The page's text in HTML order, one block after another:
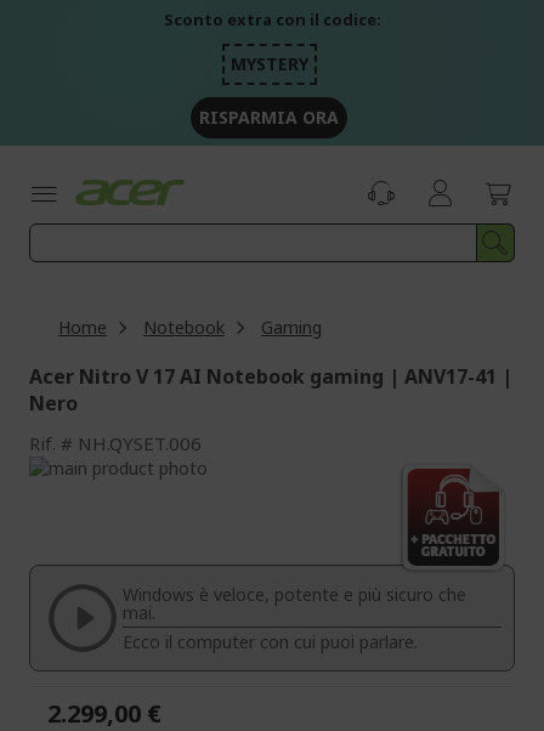
Sconto extra con il codice:
MYSTERY
RISPARMIA ORA
Home Notebook Gaming
Acer Nitro V 17 AI Notebook gaming | ANV17-41 |
Nero
Rif. NH.QYSET.006
Vai
galleria
immagini
galleria
immagini
Windows è veloce, potente e più sicuro che
mai.
Ecco il computer con cui puoi parlare.
2.299,00 €